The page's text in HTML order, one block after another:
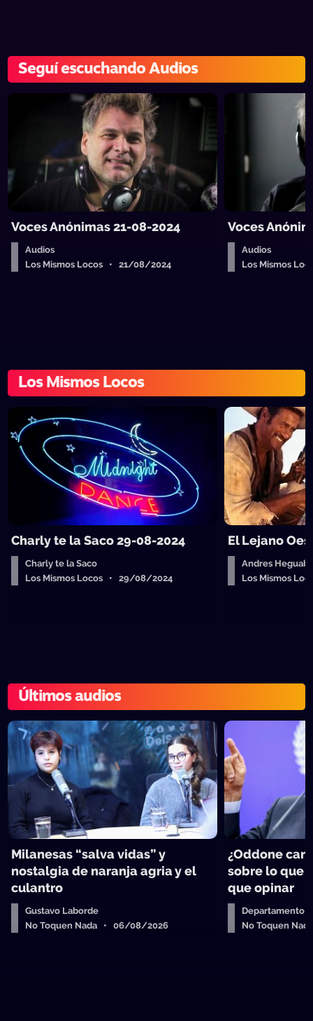
Seguí escuchando Audios
Voces Anónimas 21-08-2024
Audios
Los Mismos Locos • 21/08/2024
Voces
Audios
Los Mismos
Los Mismos Locos
Charly te la Saco 29-08-2024
Charly te la Saco
Los Mismos Locos • 29/08/2024
El Lejano
Andres
Los Mismos
Últimos audios
Milanesas “salva vidas” y
nostalgia de naranja agria y el
culantro
Gustavo Laborde
No Toquen Nada • 06/08/2026
¿Oddone
sobre lo que
que opinar
Departamento
No Toquen